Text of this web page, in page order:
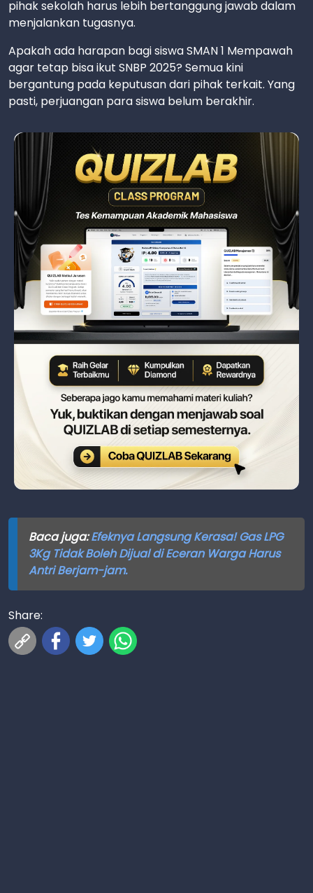
pihak sekolah harus lebih bertanggung jawab dalam
menjalankan tugasnya.
Apakah ada harapan bagi siswa SMAN 1 Mempawah
agar tetap bisa ikut SNBP 2025? Semua kini
bergantung pada keputusan dari pihak terkait. Yang
pasti, perjuangan para siswa belum berakhir.
Baca juga:Efeknya Langsung Kerasa! Gas LPG
3Kg Tidak Boleh Dijual di Eceran Warga Harus
Antri Berjam-jam.
Share: